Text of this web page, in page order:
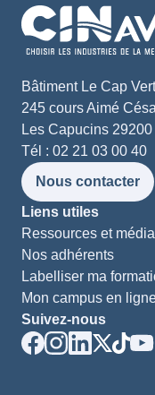
Bâtiment Le Cap Vert
245 cours Aimé
Les Capucins
Tél : 02 21 03 00 40
Nous contacter
Liens utiles
Ressources et
Nos adhérents
Labelliser ma
Mon campus en
Suivez-nous